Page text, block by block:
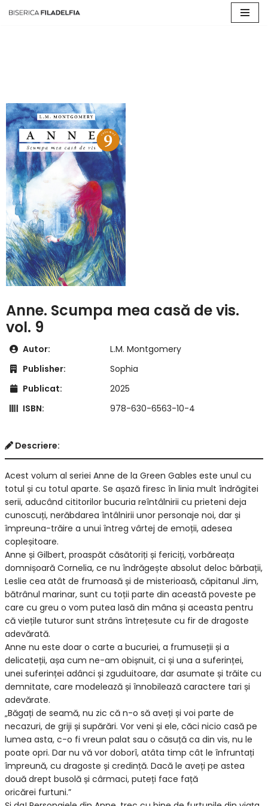
Anne. Scumpa mea casă de vis.
vol. 9
Autor:
L.M. Montgomery
Publisher:
Sophia
Publicat:
2025
ISBN:
978-630-6563-10-4
Descriere:
Acest volum al seriei Anne de la Green Gables este unul cu
totul și cu totul aparte. Se așază firesc în linia mult îndrăgitei
serii, aducând cititorilor bucuria reîntâlnirii cu prieteni deja
cunoscuți, nerăbdarea întâlnirii unor personaje noi, dar și
împreuna-trăire a unui întreg vârtej de emoții, adesea
copleșitoare.
Anne și Gilbert, proaspăt căsătoriți și fericiți, vorbăreața
domnișoară Cornelia, ce nu îndrăgește absolut deloc bărbații,
Leslie cea atât de frumoasă și de misterioasă, căpitanul Jim,
bătrânul marinar, sunt cu toții parte din această poveste pe
care cu greu o vom putea lasă din mâna și aceasta pentru
că viețile tuturor sunt strâns întrețesute cu fir de dragoste
adevărată.
Anne nu este doar o carte a bucuriei, a frumuseții și a
delicateții, așa cum ne-am obișnuit, ci și una a suferinței,
unei suferinței adânci și zguduitoare, dar asumate și trăite cu
demnitate, care modelează și înnobilează caractere tari și
adevărate.
„Băgați de seamă, nu zic că n-o să aveți și voi parte de
necazuri, de griji și supărări. Vor veni și ele, căci nicio casă pe
lumea asta, c-o fi vreun palat sau o căsuță ca din vis, nu le
poate opri. Dar nu vă vor doborî, atâta timp cât le înfruntați
împreună, cu dragoste și credință. Dacă le aveți pe astea
două drept busolă și cârmaci, puteți face față
oricărei furtuni.”